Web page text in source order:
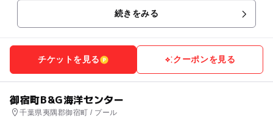
続きをみる
チケットを見る クーポンを見る
御宿町B&G海洋センター
千葉県夷隅郡御宿町 / プール